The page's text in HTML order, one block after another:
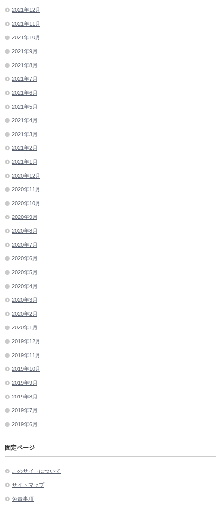
2021年12月
2021年11月
2021年10月
2021年9月
2021年8月
2021年7月
2021年6月
2021年5月
2021年4月
2021年3月
2021年2月
2021年1月
2020年12月
2020年11月
2020年10月
2020年9月
2020年8月
2020年7月
2020年6月
2020年5月
2020年4月
2020年3月
2020年2月
2020年1月
2019年12月
2019年11月
2019年10月
2019年9月
2019年8月
2019年7月
2019年6月
固定ページ
このサイトについて
サイトマップ
免責事項